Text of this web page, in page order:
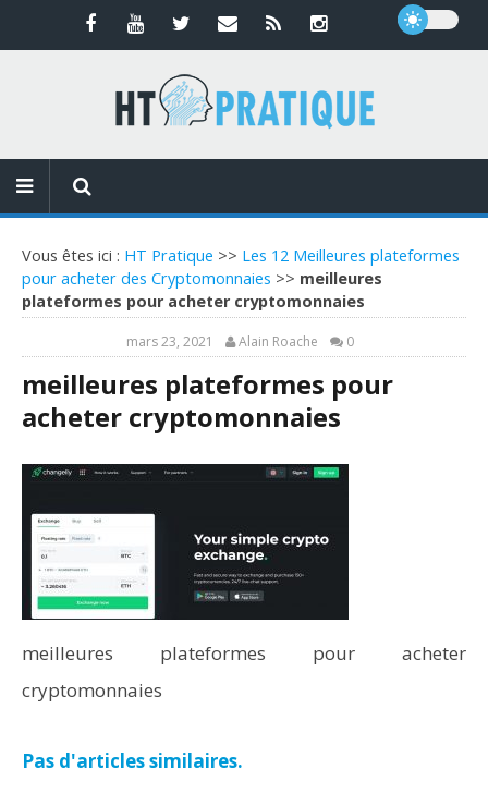
Vous êtes ici : HT Pratique >> Les 12 Meilleures plateformes
pour acheter des Cryptomonnaies >> meilleures
plateformes pour acheter cryptomonnaies
mars 23, 2021 Alain Roache 0
meilleures plateformes pour
acheter cryptomonnaies
meilleures plateformes pour acheter
cryptomonnaies
Pas d'articles similaires.